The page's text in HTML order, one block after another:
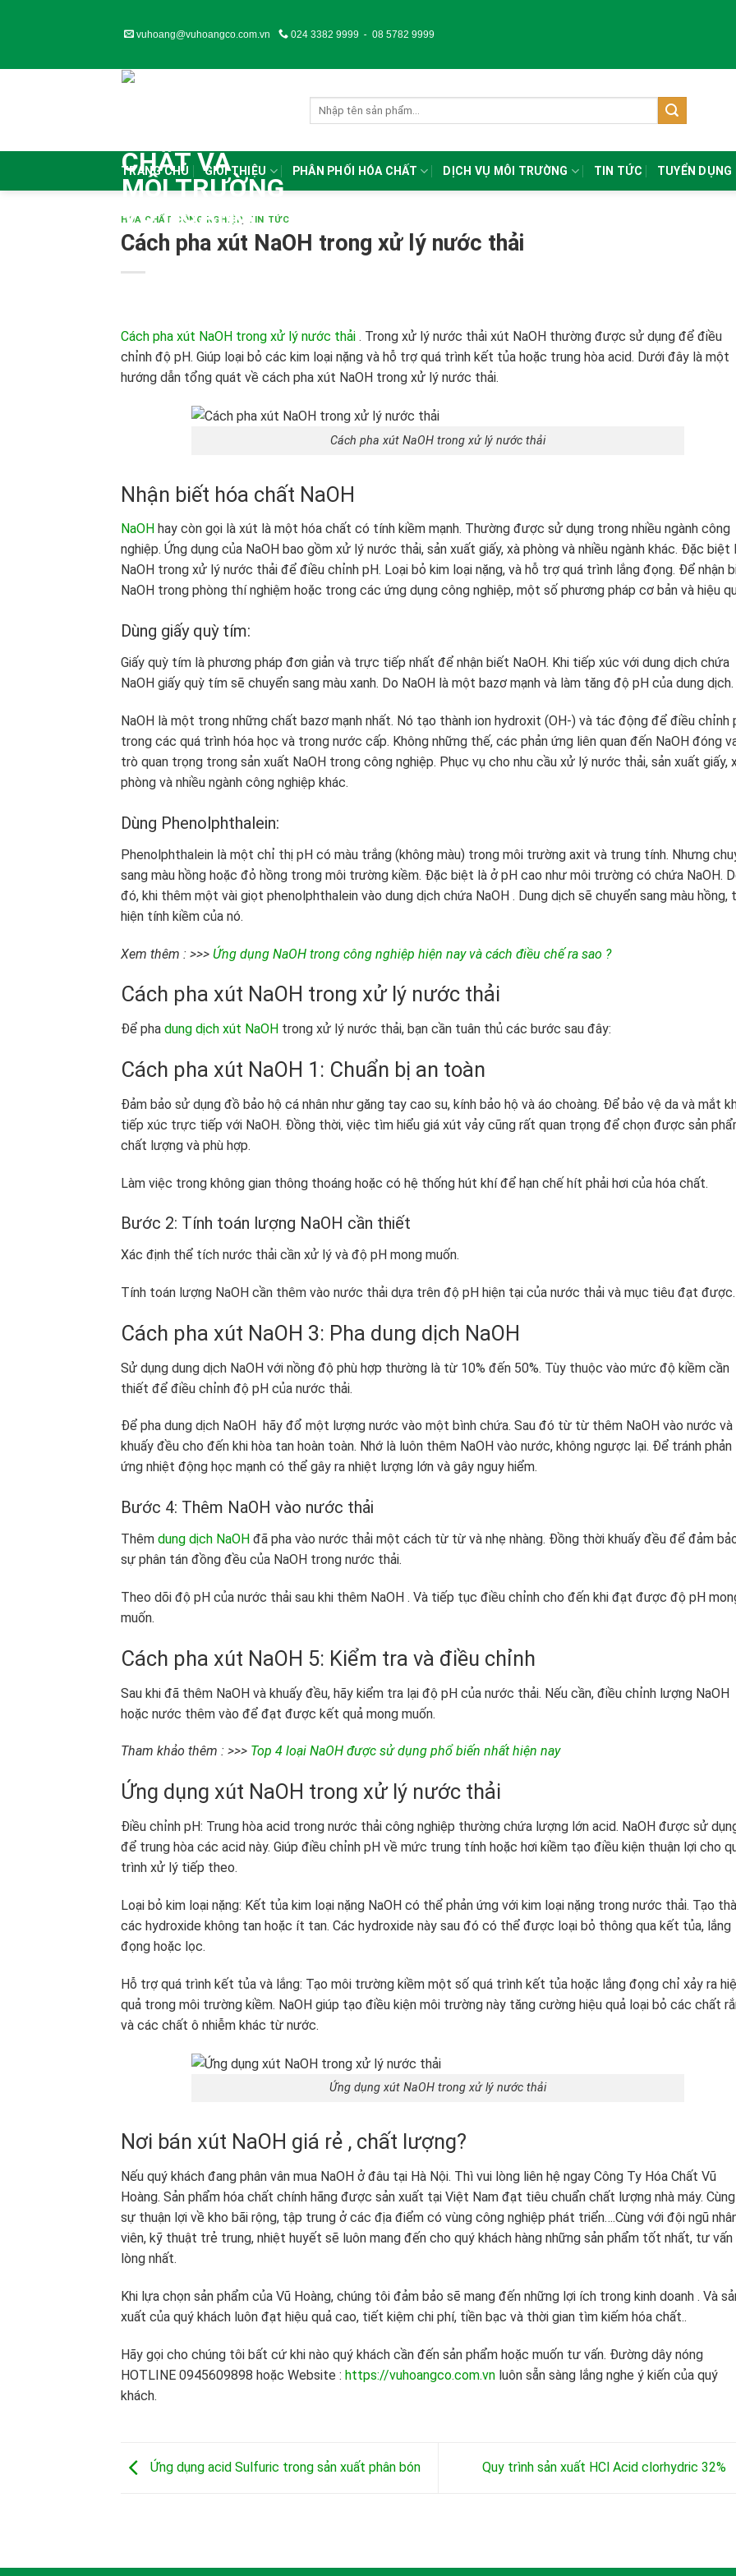
vuhoang@vuhoangco.com.vn 024 3382 9999 - 08 5782 9999
TRANG CHỦ GIỚI THIỆU PHÂN PHỐI HÓA CHẤT DỊCH VỤ MÔI TRƯỜNG TIN TỨC TUYỂN DỤNG
HÓA CHẤT CÔNG NGHIỆP, TIN TỨC
Cách pha xút NaOH trong xử lý nước thải
Cách pha xút NaOH trong xử lý nước thải . Trong xử lý nước thải xút NaOH thường được sử dụng để điều
chỉnh độ pH. Giúp loại bỏ các kim loại nặng và hỗ trợ quá trình kết tủa hoặc trung hòa acid. Dưới đây là một
hướng dẫn tổng quát về cách pha xút NaOH trong xử lý nước thải.
Cách pha xút NaOH trong xử lý nước thải
Nhận biết hóa chất NaOH
NaOH hay còn gọi là xút là một hóa chất có tính kiềm mạnh. Thường được sử dụng trong nhiều ngành công
nghiệp. Ứng dụng của NaOH bao gồm xử lý nước thải, sản xuất giấy, xà phòng và nhiều ngành khác. Đặc biệt
NaOH trong xử lý nước thải để điều chỉnh pH. Loại bỏ kim loại nặng, và hỗ trợ quá trình lắng đọng. Để nhận
NaOH trong phòng thí nghiệm hoặc trong các ứng dụng công nghiệp, một số phương pháp cơ bản và hiệu
Dùng giấy quỳ tím:
Giấy quỳ tím là phương pháp đơn giản và trực tiếp nhất để nhận biết NaOH. Khi tiếp xúc với dung dịch chứa
NaOH giấy quỳ tím sẽ chuyển sang màu xanh. Do NaOH là một bazơ mạnh và làm tăng độ pH của dung dịch.
NaOH là một trong những chất bazơ mạnh nhất. Nó tạo thành ion hydroxit (OH-) và tác động để điều chỉnh
trong các quá trình hóa học và trong nước cấp. Không những thế, các phản ứng liên quan đến NaOH đóng
trò quan trọng trong sản xuất NaOH trong công nghiệp. Phục vụ cho nhu cầu xử lý nước thải, sản xuất giấy,
phòng và nhiều ngành công nghiệp khác.
Dùng Phenolphthalein:
Phenolphthalein là một chỉ thị pH có màu trắng (không màu) trong môi trường axit và trung tính. Nhưng
sang màu hồng hoặc đỏ hồng trong môi trường kiềm. Đặc biệt là ở pH cao như môi trường có chứa NaOH.
đó, khi thêm một vài giọt phenolphthalein vào dung dịch chứa NaOH . Dung dịch sẽ chuyển sang màu hồng,
hiện tính kiềm của nó.
Xem thêm : >>> Ứng dụng NaOH trong công nghiệp hiện nay và cách điều chế ra sao ?
Cách pha xút NaOH trong xử lý nước thải
Để pha dung dịch xút NaOH trong xử lý nước thải, bạn cần tuân thủ các bước sau đây:
Cách pha xút NaOH 1: Chuẩn bị an toàn
Đảm bảo sử dụng đồ bảo hộ cá nhân như găng tay cao su, kính bảo hộ và áo choàng. Để bảo vệ da và mắt
tiếp xúc trực tiếp với NaOH. Đồng thời, việc tìm hiểu giá xút vảy cũng rất quan trọng để chọn được sản
chất lượng và phù hợp.
Làm việc trong không gian thông thoáng hoặc có hệ thống hút khí để hạn chế hít phải hơi của hóa chất.
Bước 2: Tính toán lượng NaOH cần thiết
Xác định thể tích nước thải cần xử lý và độ pH mong muốn.
Tính toán lượng NaOH cần thêm vào nước thải dựa trên độ pH hiện tại của nước thải và mục tiêu đạt được.
Cách pha xút NaOH 3: Pha dung dịch NaOH
Sử dụng dung dịch NaOH với nồng độ phù hợp thường là từ 10% đến 50%. Tùy thuộc vào mức độ kiềm cần
thiết để điều chỉnh độ pH của nước thải.
Để pha dung dịch NaOH hãy đổ một lượng nước vào một bình chứa. Sau đó từ từ thêm NaOH vào nước và
khuấy đều cho đến khi hòa tan hoàn toàn. Nhớ là luôn thêm NaOH vào nước, không ngược lại. Để tránh phản
ứng nhiệt động học mạnh có thể gây ra nhiệt lượng lớn và gây nguy hiểm.
Bước 4: Thêm NaOH vào nước thải
Thêm dung dịch NaOH đã pha vào nước thải một cách từ từ và nhẹ nhàng. Đồng thời khuấy đều để đảm
sự phân tán đồng đều của NaOH trong nước thải.
Theo dõi độ pH của nước thải sau khi thêm NaOH . Và tiếp tục điều chỉnh cho đến khi đạt được độ pH
muốn.
Cách pha xút NaOH 5: Kiểm tra và điều chỉnh
Sau khi đã thêm NaOH và khuấy đều, hãy kiểm tra lại độ pH của nước thải. Nếu cần, điều chỉnh lượng NaOH
hoặc nước thêm vào để đạt được kết quả mong muốn.
Tham khảo thêm : >>> Top 4 loại NaOH được sử dụng phổ biến nhất hiện nay
Ứng dụng xút NaOH trong xử lý nước thải
Điều chỉnh pH: Trung hòa acid trong nước thải công nghiệp thường chứa lượng lớn acid. NaOH được sử
để trung hòa các acid này. Giúp điều chỉnh pH về mức trung tính hoặc hơi kiềm tạo điều kiện thuận lợi cho
trình xử lý tiếp theo.
Loại bỏ kim loại nặng: Kết tủa kim loại nặng NaOH có thể phản ứng với kim loại nặng trong nước thải. Tạo
các hydroxide không tan hoặc ít tan. Các hydroxide này sau đó có thể được loại bỏ thông qua kết tủa, lắng
đọng hoặc lọc.
Hỗ trợ quá trình kết tủa và lắng: Tạo môi trường kiềm một số quá trình kết tủa hoặc lắng đọng chỉ xảy ra
quả trong môi trường kiềm. NaOH giúp tạo điều kiện môi trường này tăng cường hiệu quả loại bỏ các chất
và các chất ô nhiễm khác từ nước.
Ứng dụng xút NaOH trong xử lý nước thải
Nơi bán xút NaOH giá rẻ , chất lượng?
Nếu quý khách đang phân vân mua NaOH ở đâu tại Hà Nội. Thì vui lòng liên hệ ngay Công Ty Hóa Chất Vũ
Hoàng. Sản phẩm hóa chất chính hãng được sản xuất tại Việt Nam đạt tiêu chuẩn chất lượng nhà máy.
sự thuận lợi về kho bãi rộng, tập trung ở các địa điểm có vùng công nghiệp phát triển….Cùng với đội ngũ
viên, kỹ thuật trẻ trung, nhiệt huyết sẽ luôn mang đến cho quý khách hàng những sản phẩm tốt nhất, tư vấn
lòng nhất.
Khi lựa chọn sản phẩm của Vũ Hoàng, chúng tôi đảm bảo sẽ mang đến những lợi ích trong kinh doanh . Và
xuất của quý khách luôn đạt hiệu quả cao, tiết kiệm chi phí, tiền bạc và thời gian tìm kiếm hóa chất..
Hãy gọi cho chúng tôi bất cứ khi nào quý khách cần đến sản phẩm hoặc muốn tư vấn. Đường dây nóng
HOTLINE 0945609898 hoặc Website : https://vuhoangco.com.vn luôn sẵn sàng lắng nghe ý kiến của quý
khách.
Ứng dụng acid Sulfuric trong sản xuất phân bón Quy trình sản xuất HCl Acid clorhydric 32%